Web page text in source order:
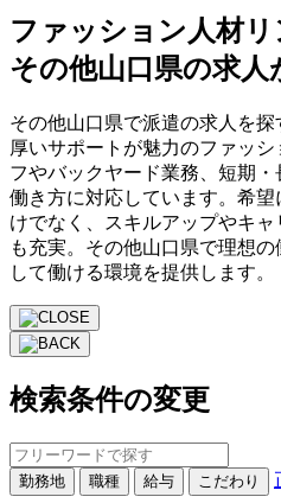
ファッション人材
その他山口県の求人
その他山口県で派遣の求人を
厚いサポートが魅力のファッ
フやバックヤード業務、短期
働き方に対応しています。希
けでなく、スキルアップやキ
も充実。その他山口県で理想
して働ける環境を提供します。
検索条件の変更
勤務地 職種 給与 こだわり